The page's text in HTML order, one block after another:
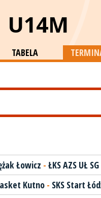
U14M
TABELA
Łowicz - ŁKS AZS UŁ
Kutno - SKS Start